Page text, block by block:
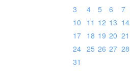
3
4 5 6 7
10
11 12 13 14
17
18 19 20 21
24 25 26 27 28
31